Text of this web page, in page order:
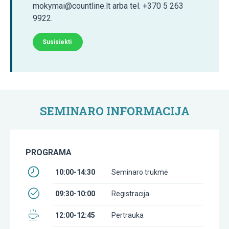
mokymai@countline.lt arba tel. +370 5 263
9922.
Susisiekti
SEMINARO INFORMACIJA
PROGRAMA
10:00-14:30 Seminaro trukmė
09:30-10:00 Registracija
12:00-12:45 Pertrauka